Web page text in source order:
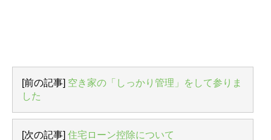
[前の記事] 空き家の「しっかり管理」をして参りま
した
[次の記事] 住宅ローン控除について